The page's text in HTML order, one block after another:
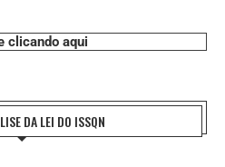
clicando aqui
DA LEI DO ISSQN